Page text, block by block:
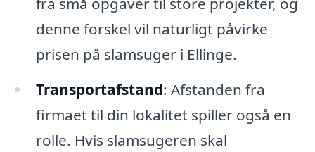
denne forskel vil naturligt påvirke
prisen på slamsuger i Ellinge.
Transportafstand: Afstanden fra
firmaet til din lokalitet spiller også en
rolle. Hvis slamsugeren skal